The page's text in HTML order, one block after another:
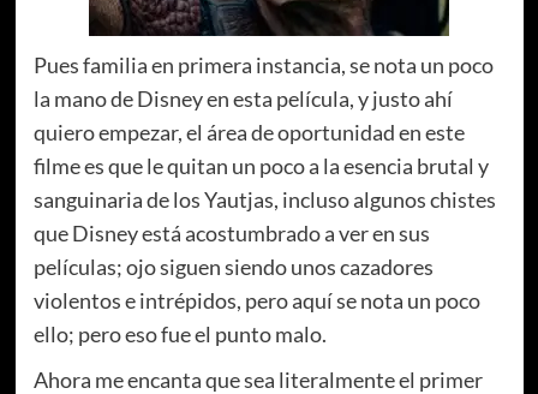
Pues familia en primera instancia, se nota un poco
la mano de Disney en esta película, y justo ahí
quiero empezar, el área de oportunidad en este
filme es que le quitan un poco a la esencia brutal y
sanguinaria de los Yautjas, incluso algunos chistes
que Disney está acostumbrado a ver en sus
películas; ojo siguen siendo unos cazadores
violentos e intrépidos, pero aquí se nota un poco
ello; pero eso fue el punto malo.
Ahora me encanta que sea literalmente el primer